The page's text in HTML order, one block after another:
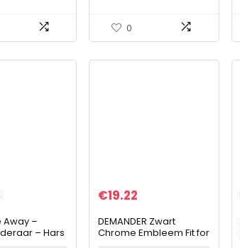
0
Away –
– Hars
€19.22
DEMANDER Zwart
Chrome Embleem Fit for